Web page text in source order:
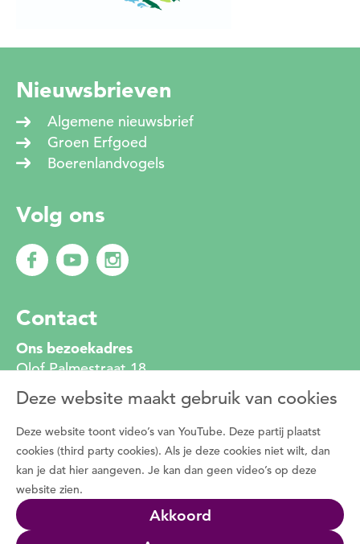
Deze website maakt gebruik van cookies
Deze website toont video’s van YouTube. Deze partij plaatst
cookies (third party cookies). Als je deze cookies niet wilt, dan
kan je dat hier aangeven. Je kan dan geen video’s op deze
website zien.
Akkoord
Nieuwsbrieven
Algemene nieuwsbrief
Groen Erfgoed
Boerenlandvogels
Volg ons
Contact
Ons bezoekadres
Olof Palmestraat 18
2616 LR Delft
010 272 2222
info@degroenemotorzh.nl
Wat is De Groene Motor
Duizenden vrijwilligers zetten zich dagelijks in
voor de natuur, het groen in de buurt en de
natuurbeleving met bewoners. Programma De
Groene Motor faciliteert deze vrijwilligers.